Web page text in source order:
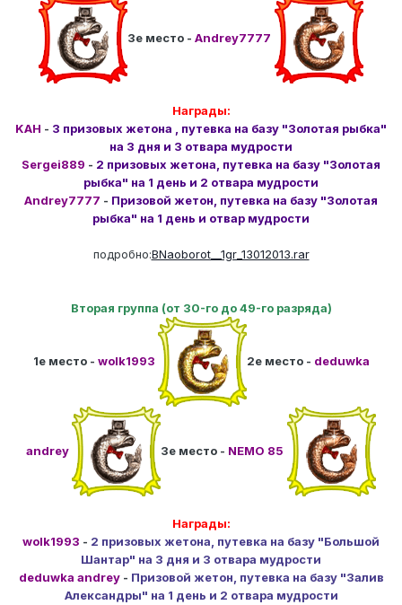
3е место - Andrey7777
Награды:
KAH - 3 призовых жетона , путевка на базу "Золотая рыбка"
на 3 дня и 3 отвара мудрости
Sergei889 - 2 призовых жетона, путевка на базу "Золотая
рыбка" на 1 день и 2 отвара мудрости
Andrey7777 - Призовой жетон, путевка на базу "Золотая
рыбка" на 1 день и отвар мудрости
подробно:BNaoborot__1gr_13012013.rar
Вторая группа (от 30-го до 49-го разряда)
1е место - wolk1993 2е место - deduwka
andrey 3е место - NEMO 85
Награды:
wolk1993 - 2 призовых жетона, путевка на базу "Большой
Шантар" на 3 дня и 3 отвара мудрости
deduwka andrey- Призовой жетон, путевка на базу "Залив
Александры" на 1 день и 2 отвара мудрости